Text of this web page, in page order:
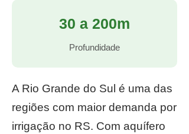
30 a 200m
Profundidade
A Rio Grande do Sul é uma das
regiões com maior demanda por
irrigação no RS. Com aquífero